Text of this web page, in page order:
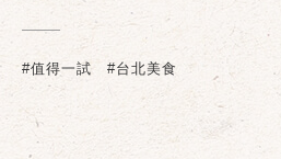
#值得一試 #台北美食